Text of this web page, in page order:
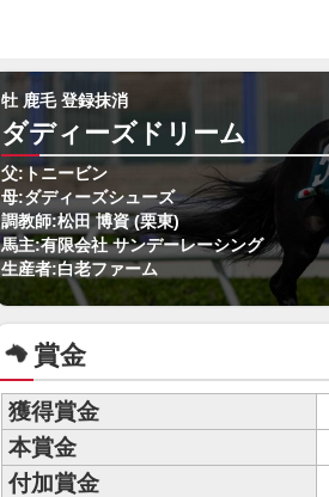
牡 鹿毛 登録抹消
ダディーズドリーム
父:トニービン
母:ダディーズシューズ
調教師:松田 博資 (栗東)
馬主:有限会社 サンデーレーシング
生産者:白老ファーム
賞金
獲得賞金
本賞金
付加賞金